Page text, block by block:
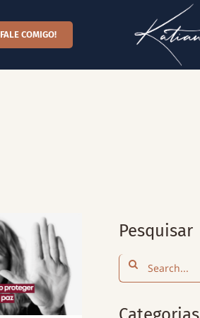
FALE COMIGO!
Pesquisar
Search
for: